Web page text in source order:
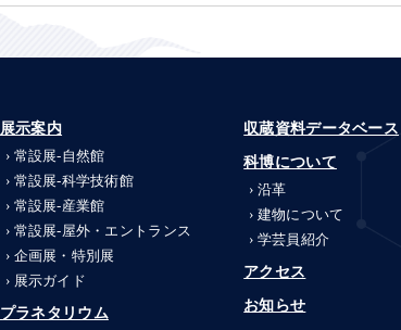
展示案内
常設展-自然館
常設展-科学技術館
常設展-産業館
常設展-屋外・エントランス
企画展・特別展
展示ガイド
プラネタリウム
収蔵資料データベース
科博について
沿革
建物について
学芸員紹介
アクセス
お知らせ